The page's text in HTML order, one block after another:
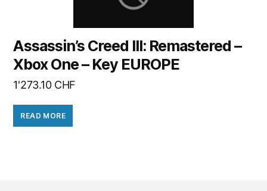
Assassin’s Creed III: Remastered –
Xbox One – Key EUROPE
1'273.10 CHF
READ MORE